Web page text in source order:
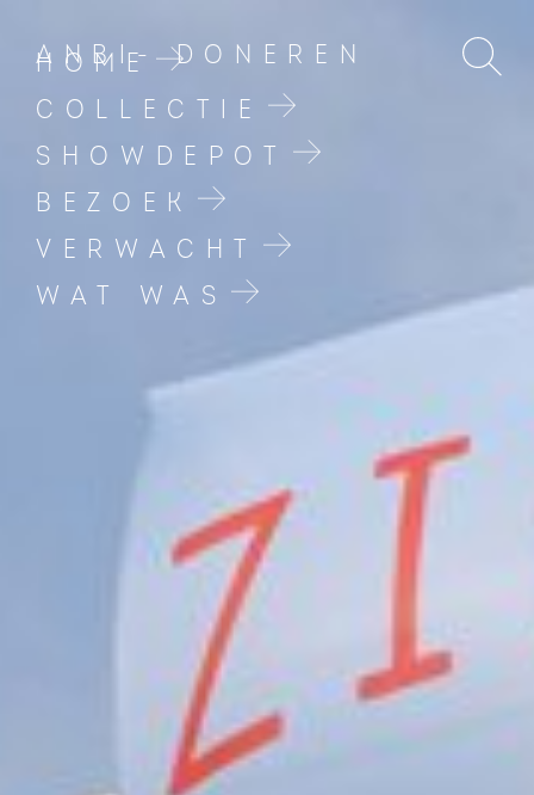
ANBI- DONEREN
HOME
COLLECTIE
SHOWDEPOT
BEZOEK
VERWACHT
WAT WAS